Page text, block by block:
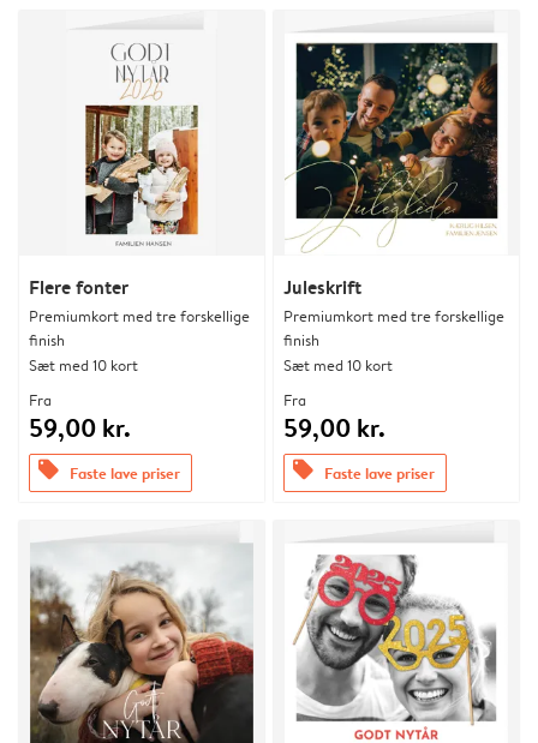
Flere fonter
Premiumkort med tre forskellige
finish
Sæt med 10 kort
Fra
59,00 kr.
offers Faste lave priser
Juleskrift
Premiumkort med tre forskellige
finish
Sæt med 10 kort
Fra
59,00 kr.
offers Faste lave priser